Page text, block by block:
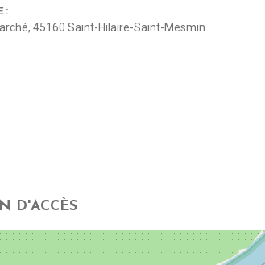
:
45160 Saint-Hilaire-Saint-Mesmin
D'ACCÈS